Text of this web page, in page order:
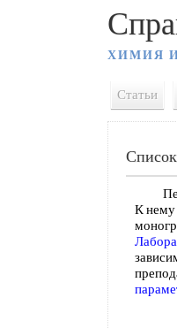
ХИМИЯ
Статьи
К нему